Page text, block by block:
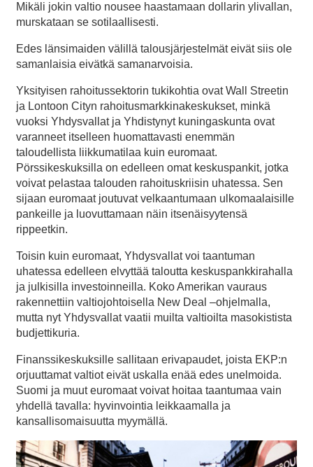
Mikäli jokin valtio nousee haastamaan dollarin ylivallan,
murskataan se sotilaallisesti.
Edes länsimaiden välillä talousjärjestelmät eivät siis ole
samanlaisia eivätkä samanarvoisia.
Yksityisen rahoitussektorin tukikohtia ovat Wall Streetin
ja Lontoon Cityn rahoitusmarkkinakeskukset, minkä
vuoksi Yhdysvallat ja Yhdistynyt kuningaskunta ovat
varanneet itselleen huomattavasti enemmän
taloudellista liikkumatilaa kuin euromaat.
Pörssikeskuksilla on edelleen omat keskuspankit, jotka
voivat pelastaa talouden rahoituskriisin uhatessa. Sen
sijaan euromaat joutuvat velkaantumaan ulkomaalaisille
pankeille ja luovuttamaan näin itsenäisyytensä
rippeetkin.
Toisin kuin euromaat, Yhdysvallat voi taantuman
uhatessa edelleen elvyttää taloutta keskuspankkirahalla
ja julkisilla investoinneilla. Koko Amerikan vauraus
rakennettiin valtiojohtoisella New Deal –ohjelmalla,
mutta nyt Yhdysvallat vaatii muilta valtioilta masokistista
budjettikuria.
Finanssikeskuksille sallitaan erivapaudet, joista EKP:n
orjuuttamat valtiot eivät uskalla enää edes unelmoida.
Suomi ja muut euromaat voivat hoitaa taantumaa vain
yhdellä tavalla: hyvinvointia leikkaamalla ja
kansallisomaisuutta myymällä.